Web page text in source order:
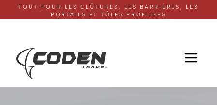
TOUT POUR LES CLÔTURES, LES BARRIÈRES, LES
PORTAILS ET TÔLES PROFILÉES